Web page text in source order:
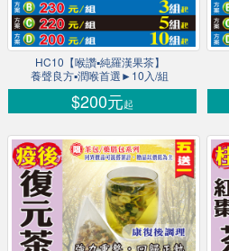
HC10【喉讚▪純羅漢果茶】
養聲良方▪潤喉首選►10入/組
$200元起